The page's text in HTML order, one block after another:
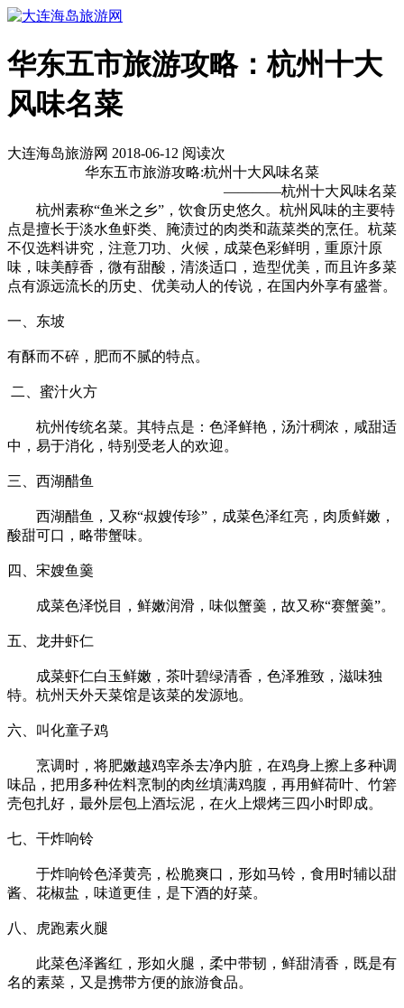
华东五市旅游攻略：杭州十大
风味名菜
大连海岛旅游网 2018-06-12 阅读次
华东五市旅游攻略:杭州十大风味名菜
————杭州十大风味名菜
杭州素称“鱼米之乡”，饮食历史悠久。杭州风味的主要特
点是擅长于淡水鱼虾类、腌渍过的肉类和蔬菜类的烹任。杭菜
不仅选料讲究，注意刀功、火候，成菜色彩鲜明，重原汁原
味，味美醇香，微有甜酸，清淡适口，造型优美，而且许多菜
点有源远流长的历史、优美动人的传说，在国内外享有盛誉。
一、东坡
有酥而不碎，肥而不腻的特点。
二、蜜汁火方
杭州传统名菜。其特点是：色泽鲜艳，汤汁稠浓，咸甜适
中，易于消化，特别受老人的欢迎。
三、西湖醋鱼
西湖醋鱼，又称“叔嫂传珍”，成菜色泽红亮，肉质鲜嫩，
酸甜可口，略带蟹味。
四、宋嫂鱼羹
成菜色泽悦目，鲜嫩润滑，味似蟹羹，故又称“赛蟹羹”。
五、龙井虾仁
成菜虾仁白玉鲜嫩，茶叶碧绿清香，色泽雅致，滋味独
特。杭州天外天菜馆是该菜的发源地。
六、叫化童子鸡
烹调时，将肥嫩越鸡宰杀去净内脏，在鸡身上擦上多种调
味品，把用多种佐料烹制的肉丝填满鸡腹，再用鲜荷叶、竹箬
壳包扎好，最外层包上酒坛泥，在火上煨烤三四小时即成。
七、干炸响铃
于炸响铃色泽黄亮，松脆爽口，形如马铃，食用时辅以甜
酱、花椒盐，味道更佳，是下酒的好菜。
八、虎跑素火腿
此菜色泽酱红，形如火腿，柔中带韧，鲜甜清香，既是有
名的素菜，又是携带方便的旅游食品。